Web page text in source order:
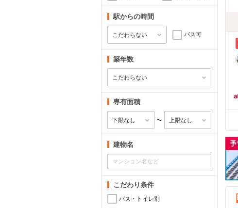
駅からの時間
バス可
築年数
専有面積
〜
建物名
こだわり条件
バス・トイレ別